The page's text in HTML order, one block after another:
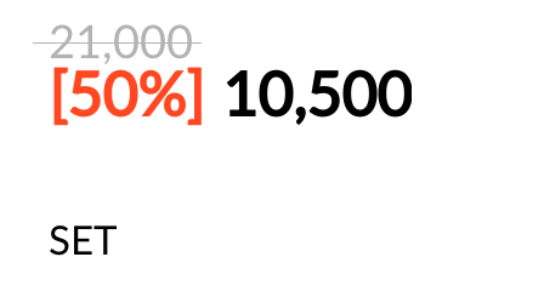
21,000
[50%] 10,500
주말특가 20%(8.7~8.9)/5만원 이
SET